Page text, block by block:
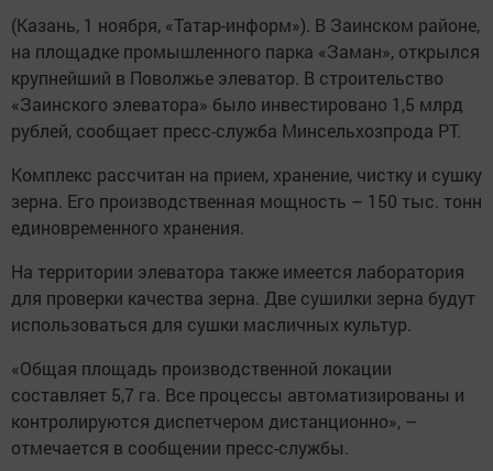
(Казань, 1 ноября, «Татар-информ»). В Заинском районе,
на площадке промышленного парка «Заман», открылся
крупнейший в Поволжье элеватор. В строительство
«Заинского элеватора» было инвестировано 1,5 млрд
рублей, сообщает пресс-служба Минсельхозпрода РТ.
Комплекс рассчитан на прием, хранение, чистку и сушку
зерна. Его производственная мощность – 150 тыс. тонн
единовременного хранения.
На территории элеватора также имеется лаборатория
для проверки качества зерна. Две сушилки зерна будут
использоваться для сушки масличных культур.
«Общая площадь производственной локации
составляет 5,7 га. Все процессы автоматизированы и
контролируются диспетчером дистанционно», –
отмечается в сообщении пресс-службы.